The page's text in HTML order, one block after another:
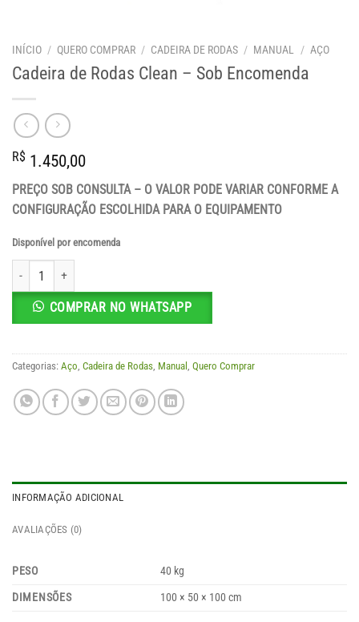
INÍCIO / QUERO COMPRAR / CADEIRA DE RODAS / MANUAL / AÇO
Cadeira de Rodas Clean – Sob Encomenda
R$ 1.450,00
PREÇO SOB CONSULTA – O VALOR PODE VARIAR CONFORME A
CONFIGURAÇÃO ESCOLHIDA PARA O EQUIPAMENTO
Disponível por encomenda
Cadeira de Rodas Clean - Sob Encomenda quantidade
COMPRAR NO WHATSAPP
Categorias: Aço Cadeira de Rodas Manual Quero Comprar
INFORMAÇÃO ADICIONAL
AVALIAÇÕES (0)
PESO
40 kg
DIMENSÕES
100 × 50 × 100 cm